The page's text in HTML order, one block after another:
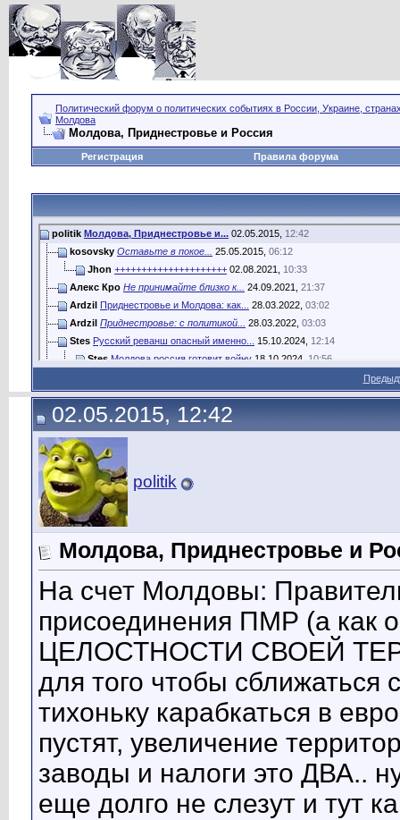
Политический форум о политических событиях в России, Украине,
Молдова
Молдова, Приднестровье и Россия
Регистрация Правила форума
politik Молдова, Приднестровье и... 02.05.2015, 12:42
kosovsky Оставьте в покое... 25.05.2015, 06:12
Jhon +++++++++++++++++++++ 02.08.2021, 10:33
Алекс Кро Не принимайте близко к... 24.09.2021, 21:37
Ardzil Приднестровье и Молдова: как... 28.03.2022, 03:02
Ardzil Приднестровье: с политикой... 28.03.2022, 03:03
Stes Русский реванш опасный именно... 15.10.2024, 12:14
Stes Молдова россия готовит войну 18.10.2024, 10:56
02.05.2015, 12:42
politik
Молдова, Приднестровье и
На счет Молдовы:
присоединения ПМР (а
ЦЕЛОСТНОСТИ СВОЕЙ
для того чтобы
тихоньку карабкаться в
пустят, увеличение
заводы и налоги это ДВА..
еще долго не слезут и тут